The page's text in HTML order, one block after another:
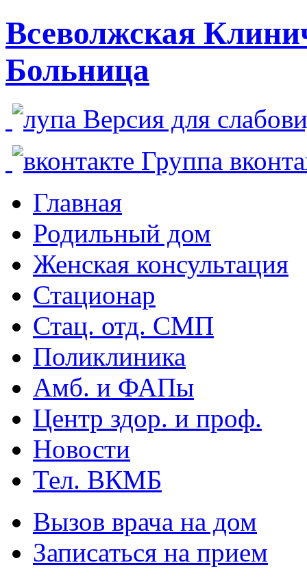
Всеволжская
Больница
Версия для
Группа
Главная
Родильный дом
Женская консультация
Стационар
Стац. отд. СМП
Поликлиника
Амб. и ФАПы
Центр здор. и проф.
Новости
Тел. ВКМБ
Вызов врача на дом
Записаться на прием